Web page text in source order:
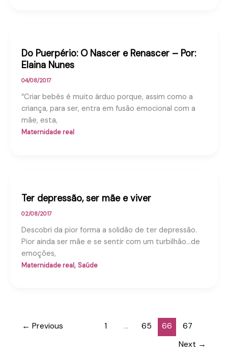
Do Puerpério: O Nascer e Renascer – Por:
Elaina Nunes
04/08/2017
“Criar bebês é muito árduo porque, assim como a
criança, para ser, entra em fusão emocional com a
mãe, esta,
Maternidade real
Ter depressão, ser mãe e viver
02/08/2017
Descobri da pior forma a solidão de ter depressão.
Pior ainda ser mãe e se sentir com um turbilhão…de
emoções,
Maternidade real, Saúde
← Previous 1 … 65 66
67
Next →